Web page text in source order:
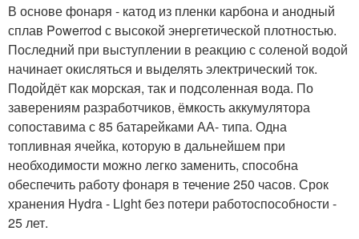
В основе фонаря - катод из пленки карбона и анодный
сплав Powerrod с высокой энергетической плотностью.
Последний при выступлении в реакцию с соленой водой
начинает окисляться и выделять электрический ток.
Подойдёт как морская, так и подсоленная вода. По
заверениям разработчиков, ёмкость аккумулятора
сопоставима с 85 батарейками АА- типа. Одна
топливная ячейка, которую в дальнейшем при
необходимости можно легко заменить, способна
обеспечить работу фонаря в течение 250 часов. Срок
хранения Hydra - Light без потери работоспособности -
25 лет.